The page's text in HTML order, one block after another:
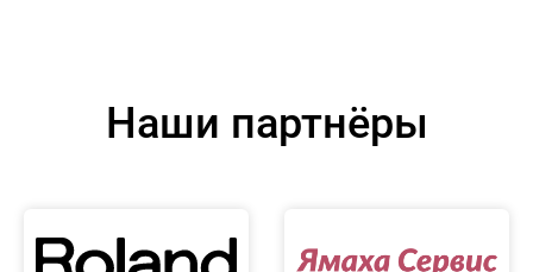
Наши партнёры